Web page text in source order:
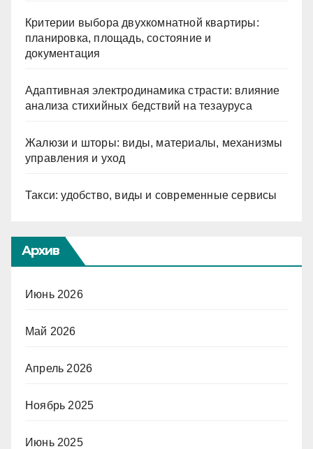
Критерии выбора двухкомнатной квартиры:
планировка, площадь, состояние и
документация
Адаптивная электродинамика страсти: влияние
анализа стихийных бедствий на тезауруса
Жалюзи и шторы: виды, материалы, механизмы
управления и уход
Такси: удобство, виды и современные сервисы
Архив
Июнь 2026
Май 2026
Апрель 2026
Ноябрь 2025
Июнь 2025